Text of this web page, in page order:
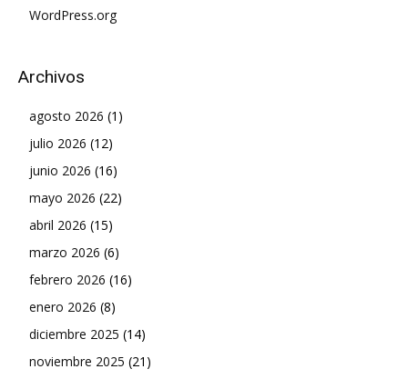
WordPress.org
Archivos
agosto 2026 (1)
julio 2026 (12)
junio 2026 (16)
mayo 2026 (22)
abril 2026 (15)
marzo 2026 (6)
febrero 2026 (16)
enero 2026 (8)
diciembre 2025 (14)
noviembre 2025 (21)